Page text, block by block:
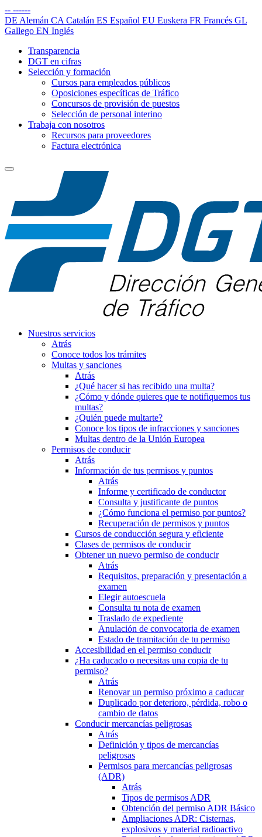
-- ------
DE Alemán CA Catalán ES Español EU Euskera FR Francés GL
Gallego EN Inglés
Transparencia
DGT en cifras
Selección y formación
Cursos para empleados públicos
Oposiciones específicas de Tráfico
Concursos de provisión de puestos
Selección de personal interino
Trabaja con nosotros
Recursos para proveedores
Factura electrónica
Nuestros servicios
Atrás
Conoce todos los trámites
Multas y sanciones
Atrás
¿Qué hacer si has recibido una multa?
¿Cómo y dónde quieres que te notifiquemos tus
multas?
¿Quién puede multarte?
Conoce los tipos de infracciones y sanciones
Multas dentro de la Unión Europea
Permisos de conducir
Atrás
Información de tus permisos y puntos
Atrás
Informe y certificado de conductor
Consulta y justificante de puntos
¿Cómo funciona el permiso por puntos?
Recuperación de permisos y puntos
Cursos de conducción segura y eficiente
Clases de permisos de conducir
Obtener un nuevo permiso de conducir
Atrás
Requisitos, preparación y presentación a
examen
Elegir autoescuela
Consulta tu nota de examen
Traslado de expediente
Anulación de convocatoria de examen
Estado de tramitación de tu permiso
Accesibilidad en el permiso conducir
¿Ha caducado o necesitas una copia de tu
permiso?
Atrás
Renovar un permiso próximo a caducar
Duplicado por deterioro, pérdida, robo o
cambio de datos
Conducir mercancías peligrosas
Atrás
Definición y tipos de mercancías
peligrosas
Permisos para mercancías peligrosas
(ADR)
Atrás
Tipos de permisos ADR
Obtención del permiso ADR Básico
Ampliaciones ADR: Cisternas,
explosivos y material radioactivo